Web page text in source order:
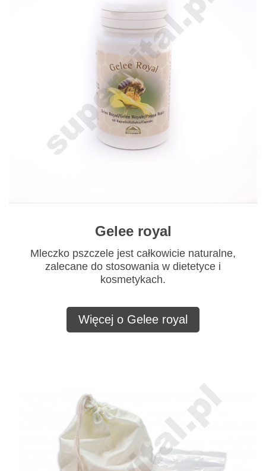
Gelee royal
Mleczko pszczele jest całkowicie naturalne,
zalecane do stosowania w dietetyce i
kosmetykach.
Więcej o Gelee royal